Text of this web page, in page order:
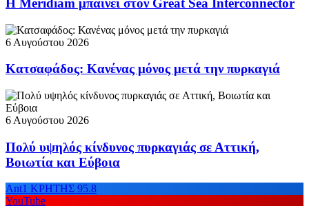
Η Meridiam μπαίνει στον Great Sea Interconnector
6 Αυγούστου 2026
Κατσαφάδος: Κανένας μόνος μετά την πυρκαγιά
6 Αυγούστου 2026
Πολύ υψηλός κίνδυνος πυρκαγιάς σε Αττική,
Βοιωτία και Εύβοια
Ant1 ΚΡΗΤΗΣ 95.8
YouTube